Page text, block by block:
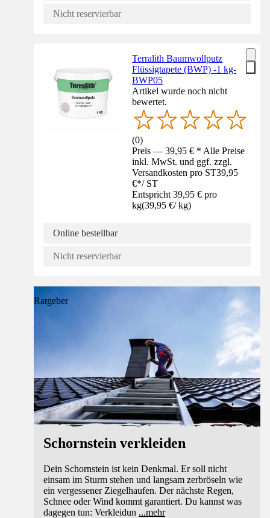
Nicht reservierbar
Terralith Baumwollputz
Flüssigtapete (BWP) -1 kg-
BWP05
Artikel wurde noch nicht
bewertet.
(0)
Preis — 39,95 € * Alle Preise
inkl. MwSt. und ggf. zzgl.
Versandkosten pro ST39,95
€*/ ST
Entspricht 39,95 € pro
kg(39,95 €/ kg)
Online bestellbar
Nicht reservierbar
Ratgeber
Schornstein verkleiden
Dein Schornstein ist kein Denkmal. Er soll nicht
einsam im Sturm stehen und langsam zerbröseln wie
ein vergessener Ziegelhaufen. Der nächste Regen,
Schnee oder Wind kommt garantiert. Du kannst was
dagegen tun: Verkleidun ...mehr